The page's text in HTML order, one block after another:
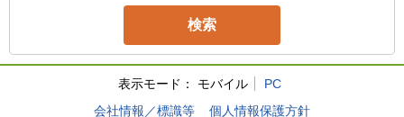
表示モード： モバイル
PC
会社情報／標識等
個人情報保護方針